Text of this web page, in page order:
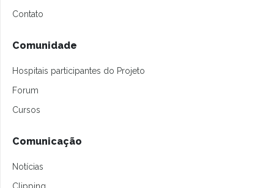
Contato
Comunidade
Hospitais participantes do Projeto
Forum
Cursos
Comunicação
Notícias